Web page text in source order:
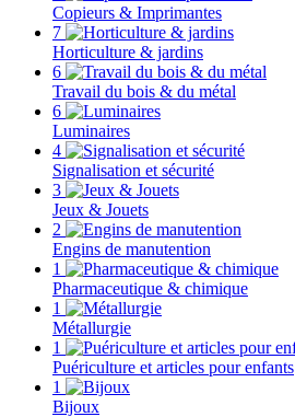
Copieurs & Imprimantes
7
Horticulture & jardins
6
Travail du bois & du métal
6
Luminaires
4
Signalisation et sécurité
3
Jeux & Jouets
2
Engins de manutention
1
Pharmaceutique & chimique
1
Métallurgie
1
Puériculture et articles pour enfants
1
Bijoux